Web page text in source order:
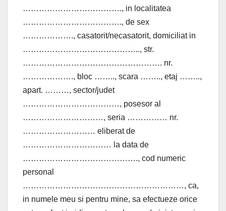
………………………………., in localitatea
………………………………., de sex
………………., casatorit/necasatorit, domiciliat in
…………………………………….., str.
……………………………………………. nr.
………………., bloc …….., scara …….., etaj ……..,
apart. ………, sector/judet
………………………………, posesor al
…………………………, seria …………… nr.
……………………… eliberat de
…………………………… la data de
……………………………………., cod numeric
personal
……………………………………………………, ca,
in numele meu si pentru mine, sa efectueze orice